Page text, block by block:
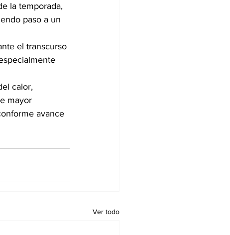
la temporada,
paso a un
el transcurso
calor,
mayor
avance
Ver todo